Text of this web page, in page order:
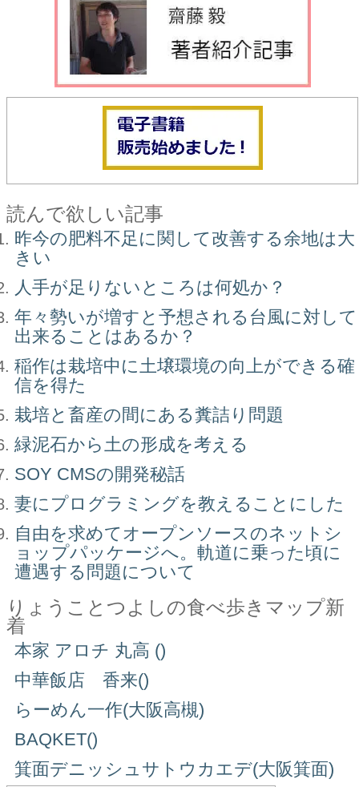
読んで欲しい記事
昨今の肥料不足に関して改善する余地は大
きい
人手が足りないところは何処か？
年々勢いが増すと予想される台風に対して
出来ることはあるか？
稲作は栽培中に土壌環境の向上ができる確
信を得た
栽培と畜産の間にある糞詰り問題
緑泥石から土の形成を考える
SOY CMSの開発秘話
妻にプログラミングを教えることにした
自由を求めてオープンソースのネットシ
ョップパッケージへ。軌道に乗った頃に
遭遇する問題について
りょうことつよしの食べ歩きマップ新
着
本家 アロチ 丸高 ()
中華飯店 香来()
らーめん一作(大阪高槻)
BAQKET()
箕面デニッシュサトウカエデ(大阪箕面)